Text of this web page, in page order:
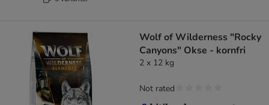
Wolf of Wilderness "Rocky
Canyons" Okse - kornfri
2 x 12 kg
Not rated